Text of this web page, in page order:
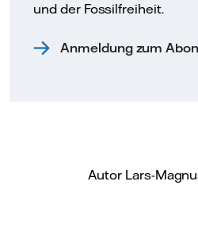
und der Fossilfreiheit.
Anmeldung zum
Autor Lars-